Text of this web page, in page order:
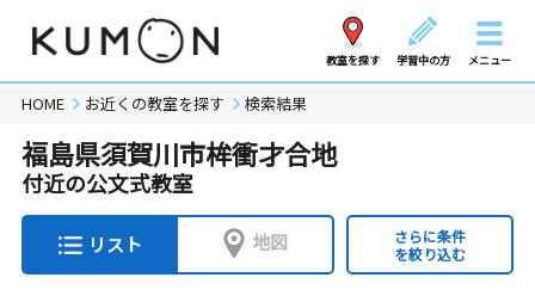
教室を探す 学習中の方 メニュー
HOME お近くの教室を探す 検索結果
福島県須賀川市桙衝才合地
付近の公文式教室
リスト 地図
さらに条件
を絞り込む